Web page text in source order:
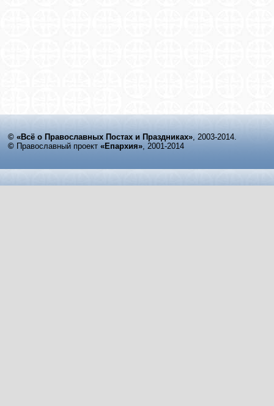
© «Всё о Православных Постах и Праздниках», 2003-2014.
© Православный проект «Епархия», 2001-2014